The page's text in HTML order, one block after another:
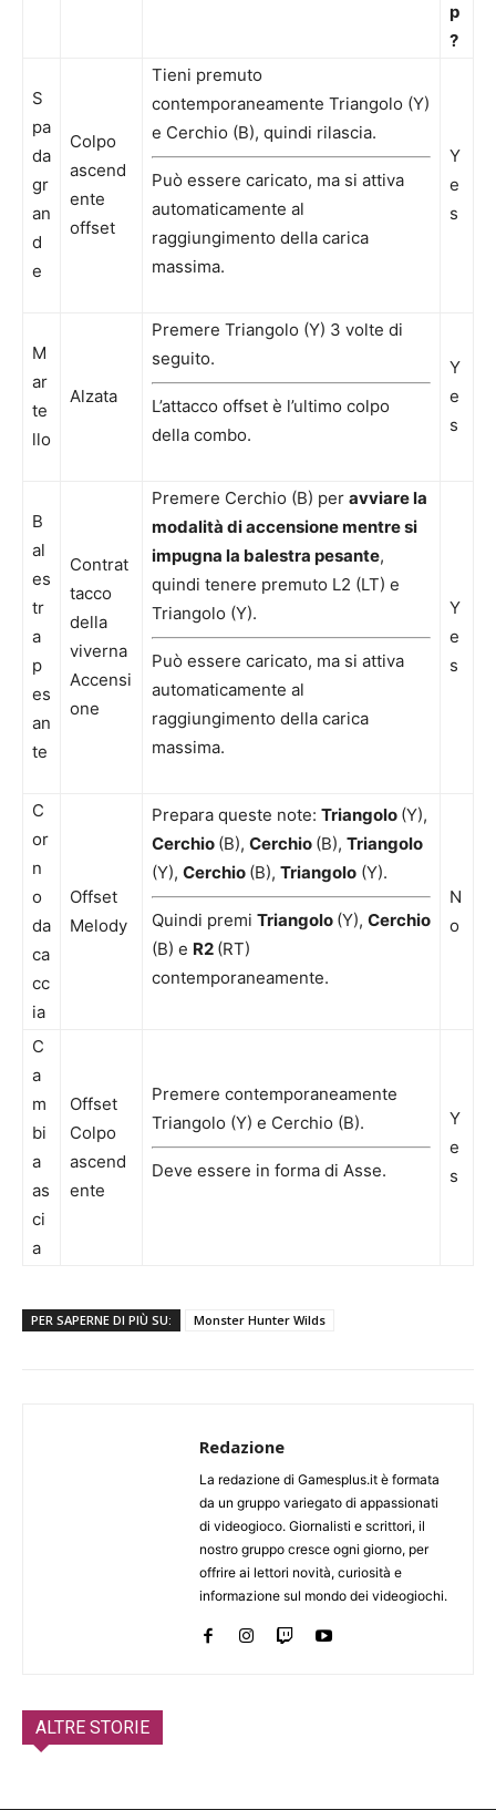
p
?
S
pa
da
gr
an
d
e
Colpo
ascend
ente
offset
Tieni premuto
contemporaneamente Triangolo (Y)
e Cerchio (B), quindi rilascia.
Può essere caricato, ma si attiva
automaticamente al
raggiungimento della carica
massima.
Y
e
s
M
ar
te
llo
Alzata
Premere Triangolo (Y) 3 volte di
seguito.
L’attacco offset è l’ultimo colpo
della combo.
Y
e
s
B
al
es
tr
a
p
es
an
te
Contrat
tacco
della
viverna
Accensi
one
Premere Cerchio (B) per avviare la
modalità di accensione mentre si
impugna la balestra pesante,
quindi tenere premuto L2 (LT) e
Triangolo (Y).
Può essere caricato, ma si attiva
automaticamente al
raggiungimento della carica
massima.
Y
e
s
C
or
n
o
da
ca
cc
ia
Offset
Melody
Prepara queste note: Triangolo (Y),
Cerchio (B), Cerchio (B), Triangolo
(Y), Cerchio (B), Triangolo (Y).
Quindi premi Triangolo (Y), Cerchio
(B) e R2 (RT)
contemporaneamente.
N
o
C
a
m
bi
a
as
ci
a
Offset
Colpo
ascend
ente
Premere contemporaneamente
Triangolo (Y) e Cerchio (B).
Deve essere in forma di Asse.
Y
e
s
PER SAPERNE DI PIÙ SU: Monster Hunter Wilds
Redazione
La redazione di Gamesplus.it è formata
da un gruppo variegato di appassionati
di videogioco. Giornalisti e scrittori, il
nostro gruppo cresce ogni giorno, per
offrire ai lettori novità, curiosità e
informazione sul mondo dei videogiochi.
ALTRE STORIE